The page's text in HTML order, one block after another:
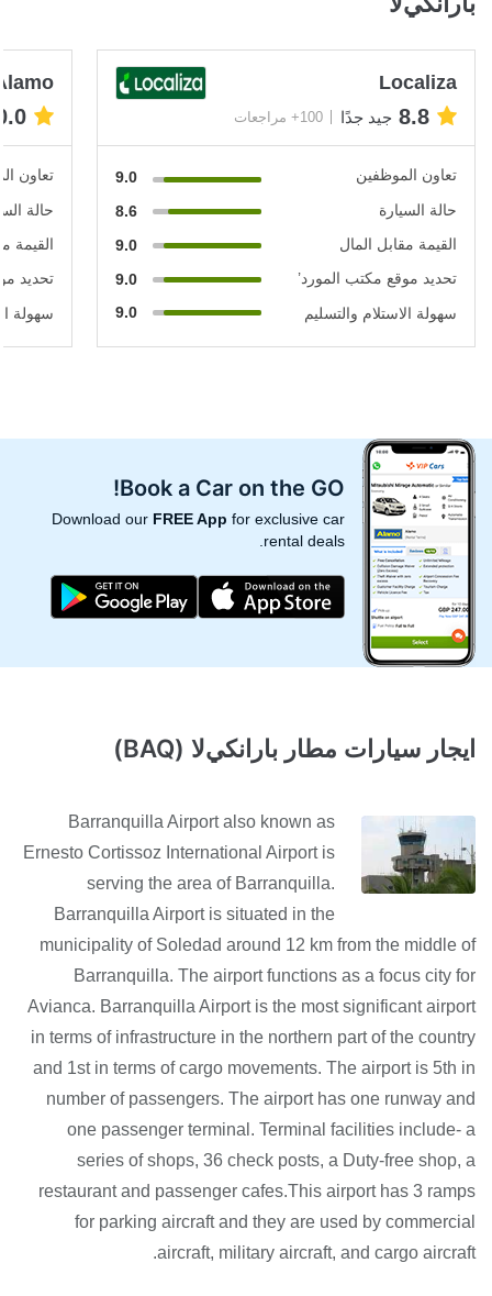
Localiza
8.8 جيد جدًا 100+ مراجعات
تعاون الموظفين
9.0
حالة السيارة
8.6
القيمة مقابل المال
9.0
تحديد موقع مكتب المورد’
9.0
سهولة الاستلام والتسليم
9.0
تعاون
حالة
القيمة
تحديد
سهولة
Book a Car on the GO!
Download our FREE App for exclusive car
rental deals.
ايجار سيارات مطار بارانكيﻻ (BAQ)
Barranquilla Airport also known as
Ernesto Cortissoz International Airport is
serving the area of Barranquilla.
Barranquilla Airport is situated in the
municipality of Soledad around 12 km from the middle of
Barranquilla. The airport functions as a focus city for
Avianca. Barranquilla Airport is the most significant airport
in terms of infrastructure in the northern part of the country
and 1st in terms of cargo movements. The airport is 5th in
number of passengers. The airport has one runway and
one passenger terminal. Terminal facilities include- a
series of shops, 36 check posts, a Duty-free shop, a
restaurant and passenger cafes.This airport has 3 ramps
for parking aircraft and they are used by commercial
aircraft, military aircraft, and cargo aircraft.